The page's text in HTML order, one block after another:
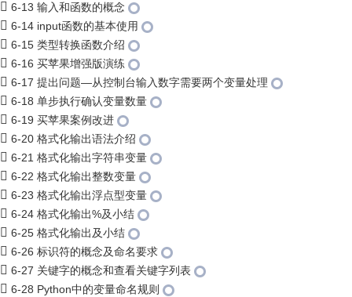
6-13 输入和函数的概念
6-14 input函数的基本使用
6-15 类型转换函数介绍
6-16 买苹果增强版演练
6-17 提出问题—从控制台输入数字需要两个变量处理
6-18 单步执行确认变量数量
6-19 买苹果案例改进
6-20 格式化输出语法介绍
6-21 格式化输出字符串变量
6-22 格式化输出整数变量
6-23 格式化输出浮点型变量
6-24 格式化输出%及小结
6-25 格式化输出及小结
6-26 标识符的概念及命名要求
6-27 关键字的概念和查看关键字列表
6-28 Python中的变量命名规则